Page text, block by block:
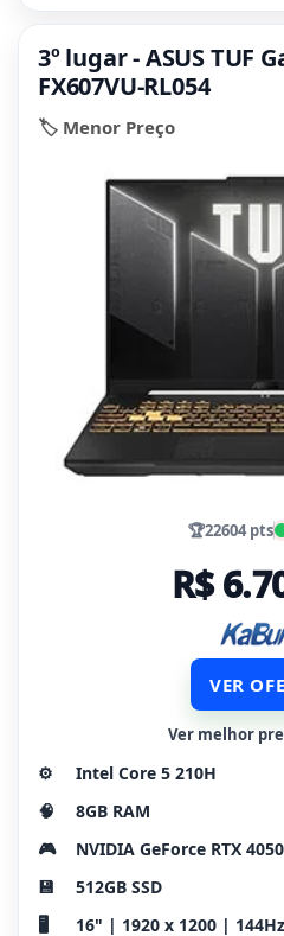
3º lugar - ASUS TUF
FX607VU-RL054
🏷️ Menor Preço
🏆22604 pts
R$
VER
Ver melhor
⚙️
Intel Core 5 210H
🧠
8GB RAM
🎮
NVIDIA GeForce RTX
💾
512GB SSD
🖥️
16" | 1920 x 1200 |